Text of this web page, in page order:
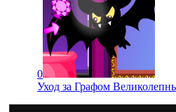
0
Уход за Графом